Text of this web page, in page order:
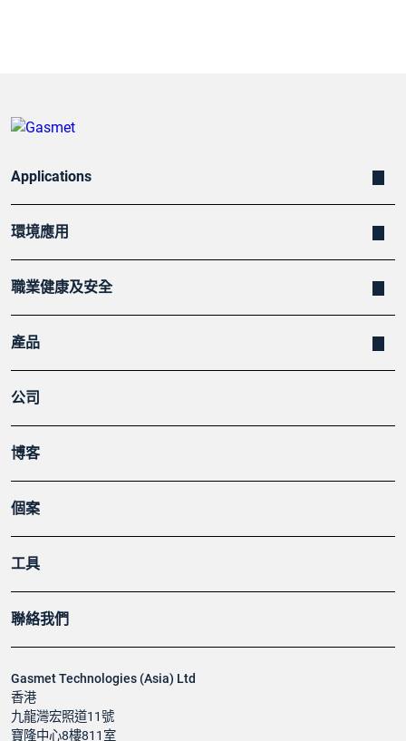
Gasmet Technologies (Asia) Ltd
香港
九龍灣宏照道11號
寶隆中心8樓811室
Applications
環境應用
職業健康及安全
產品
公司
博客
個案
工具
聯絡我們